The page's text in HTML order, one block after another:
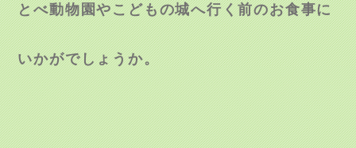
とべ動物園やこどもの城へ行く前のお食事に
いかがでしょうか。